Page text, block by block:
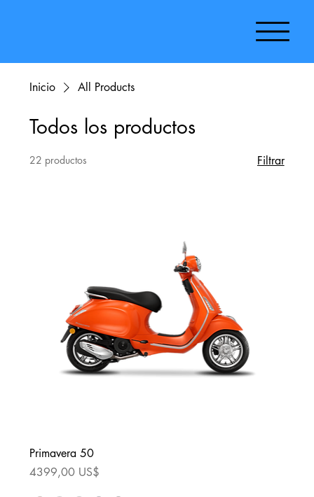
Inicio All Products
Todos los productos
22 productos Filtrar
Primavera 50
Precio
4399,00 US$